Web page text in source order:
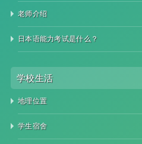
老师介绍
日本语能力考试是什么？
学校生活
地理位置
学生宿舍